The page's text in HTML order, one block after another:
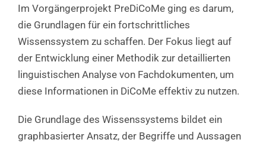
Im Vorgängerprojekt PreDiCoMe ging es darum,
die Grundlagen für ein fortschrittliches
Wissenssystem zu schaffen. Der Fokus liegt auf
der Entwicklung einer Methodik zur detaillierten
linguistischen Analyse von Fachdokumenten, um
diese Informationen in DiCoMe effektiv zu nutzen.
Die Grundlage des Wissenssystems bildet ein
graphbasierter Ansatz, der Begriffe und Aussagen